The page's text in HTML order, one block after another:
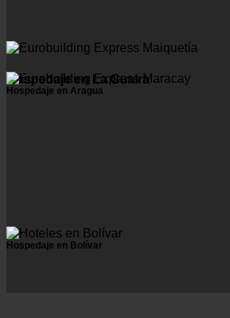
Hospedaje en La Guaira
Hospedaje en Aragua
Hospedaje en Bolívar